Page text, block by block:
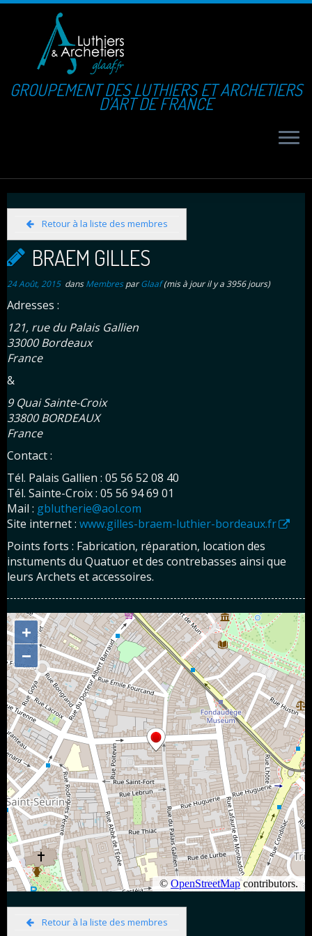
GROUPEMENT DES LUTHIERS ET ARCHETIERS
D'ART DE FRANCE
Retour à la liste des membres
BRAEM GILLES
24 Août, 2015dansMembresparGlaaf(mis à jour il y a 3956 jours)
Adresses :
121, rue du Palais Gallien
33000 Bordeaux
France
&
9 Quai Sainte-Croix
33800 BORDEAUX
France
Contact :
Tél. Palais Gallien : 05 56 52 08 40
Tél. Sainte-Croix : 05 56 94 69 01
Mail : gblutherie@aol.com
Site internet : www.gilles-braem-luthier-bordeaux.fr
Points forts : Fabrication, réparation, location des
instuments du Quatuor et des contrebasses ainsi que
leurs Archets et accessoires.
Retour à la liste des membres